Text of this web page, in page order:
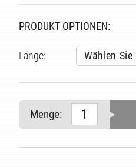
PRODUKT OPTIONEN:
Länge:
Menge: